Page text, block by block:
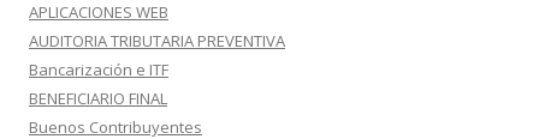
APLICACIONES WEB
AUDITORIA TRIBUTARIA PREVENTIVA
Bancarización e ITF
BENEFICIARIO FINAL
Buenos Contribuyentes